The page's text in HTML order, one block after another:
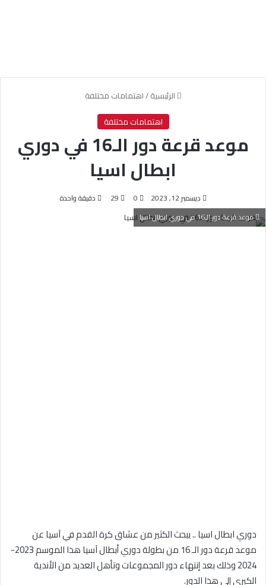
الرئيسية/اهتمامات مختلفة
اهتمامات مختلفة
موعد قرعة دور الـ16 في دوري
ابطال اسيا
ديسمبر 12, 2023 0
29 دقيقة واحدة
موعد قرعة دور الـ16 في دوري ابطال اسيا
دوري ابطال اسيا .. يبحث الكثير من عشاق كرة القدم في آسيا عن
موعد قرعة دور الـ 16 من بطولة دوري أبطال آسيا هذا الموسم 2023-
2024 وذلك بعد إنتهاء دور المجموعات وتأهل العديد من الأندية
الكبرى إلى هذا الدور.